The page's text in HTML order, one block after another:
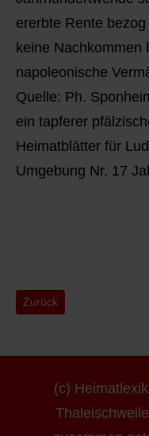
ererbte Rente
keine Nachkommen
napoleonische
Quelle: Ph.
ein tapferer
Heimatblätter für
Umgebung Nr. 17
Vorheriger Beitrag:
Zurück
(c)